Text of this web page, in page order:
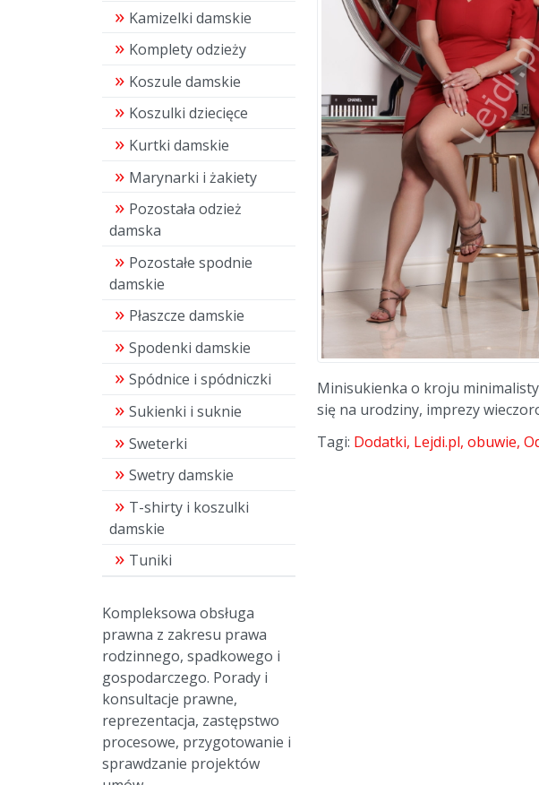
Kamizelki damskie
Komplety odzieży
Koszule damskie
Koszulki dziecięce
Kurtki damskie
Marynarki i żakiety
Pozostała odzież
damska
Pozostałe spodnie
damskie
Płaszcze damskie
Spodenki damskie
Spódnice i spódniczki
Sukienki i suknie
Sweterki
Swetry damskie
T-shirty i koszulki
damskie
Tuniki
Kompleksowa obsługa
prawna z zakresu prawa
rodzinnego, spadkowego i
gospodarczego. Porady i
konsultacje prawne,
reprezentacja, zastępstwo
procesowe, przygotowanie i
sprawdzanie projektów
Minisukienka o kroju
się na urodziny, imprezy
Tagi: Dodatki Lejdi.pl obuwie